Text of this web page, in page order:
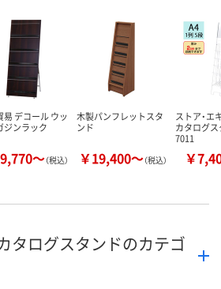
へ カゴへ カ
易 デコール ウッ
ジンラック
～（税込）
木製パンフレットスタ
ンド
￥19,400～（税込）
ストア・エ
カタログ
7011
￥
タログスタンドのカテゴ